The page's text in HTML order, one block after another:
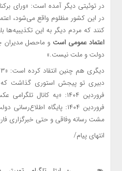
در توئیتی دیگر آمده است: «ورای
در این کشور مظلوم واقع می‌شود،
کنند که مردم دیگر به این تکذیبیه‌ها
اعتماد عمومی است و ماحصل مدیران
دولت و ملت نیست.»
فروردین ۱۴۰۴: پایگاه
مشت رسانه وفاقی و حتی خبرگزاری
انتهای پیام/